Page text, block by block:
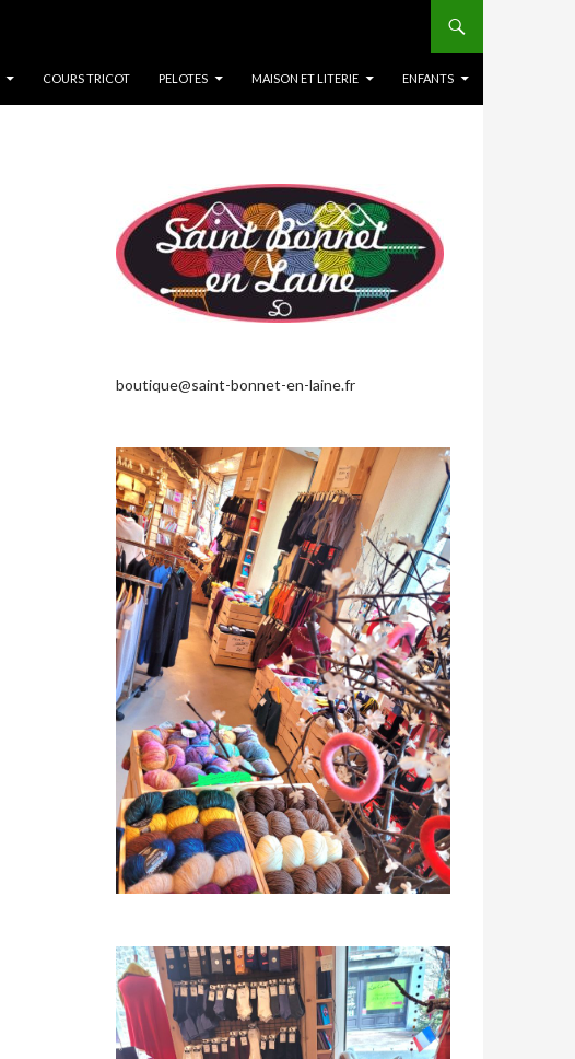
COURS TRICOT PELOTES MAISON ET LITERIE ENFANTS
boutique@saint-bonnet-en-laine.fr